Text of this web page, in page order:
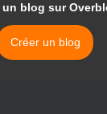
un blog sur
Créer un blog